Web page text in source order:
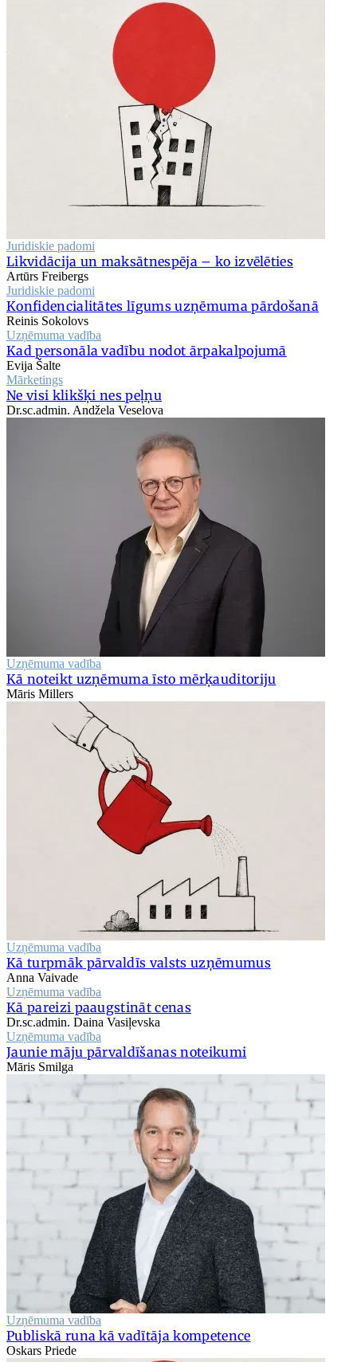
Juridiskie padomi
Likvidācija un maksātnespēja – ko izvēlēties
Artūrs Freibergs
Juridiskie padomi
Konfidencialitātes līgums uzņēmuma pārdošanā
Reinis Sokolovs
Uzņēmuma vadība
Kad personāla vadību nodot ārpakalpojumā
Evija Šalte
Mārketings
Ne visi klikšķi nes peļņu
Dr.sc.admin. Andžela Veselova
Uzņēmuma vadība
Kā noteikt uzņēmuma īsto mērķauditoriju
Māris Millers
Uzņēmuma vadība
Kā turpmāk pārvaldīs valsts uzņēmumus
Anna Vaivade
Uzņēmuma vadība
Kā pareizi paaugstināt cenas
Dr.sc.admin. Daina Vasiļevska
Uzņēmuma vadība
Jaunie māju pārvaldīšanas noteikumi
Māris Smilga
Uzņēmuma vadība
Publiskā runa kā vadītāja kompetence
Oskars Priede